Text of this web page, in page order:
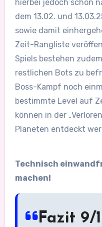
hierbei jedoch schon
dem 13.02. und
sowie damit
Zeit-Rangliste
Spiels bestehen
restlichen Bots zu
Boss-Kampf noch
bestimmte Level auf
können in der
Planeten entdeckt
Technisch
machen!
Fazit 9/